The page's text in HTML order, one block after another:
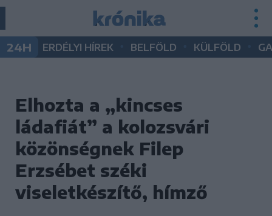
24H ERDÉLYI HÍREK BELFÖLD KÜLFÖLD
Elhozta a „kincses
ládafiát” a kolozsvári
közönségnek Filep
Erzsébet széki
viseletkészítő, hímző